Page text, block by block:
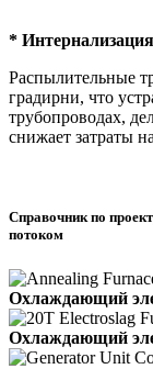
*
Распылительные
градирни, что
трубопроводах,
снижает затраты
Справочник по
потоком
Охлаждающий
Охлаждающий